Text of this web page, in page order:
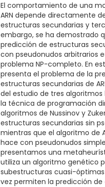
El comportamiento de una
ARN depende directamente
estructuras secundarias y
embargo, se ha demostrado
predicción de estructuras
con pseudonudos arbitrarios
problema NP-completo. En
presenta el problema de la
estructuras secundarias de
del estudio de tres algoritmos
la técnica de programación
algoritmos de Nussinov y
estructuras secundarias sin
mientras que el algoritmo de
hace con pseudonudos
presentamos una
utiliza un algoritmo genético
subestructuras cuasi-
vez permiten la predicción